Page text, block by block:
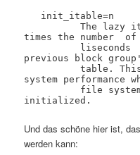
          The lazy itable init code will wait n
times the number
previous block
          table. This minimizes the impact on
system performance
initialized.
Und das schöne hier ist,
werden kann: